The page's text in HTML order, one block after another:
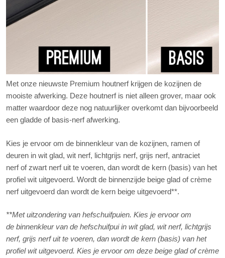
Met onze nieuwste Premium houtnerf krijgen de kozijnen de
mooiste afwerking. Deze houtnerf is niet alleen grover, maar ook
matter waardoor deze nog natuurlijker overkomt dan bijvoorbeeld
een gladde of basis-nerf afwerking.
Kies je ervoor om de binnenkleur van de kozijnen, ramen of
deuren in wit glad, wit nerf, lichtgrijs nerf, grijs nerf, antraciet
nerf of zwart nerf uit te voeren, dan wordt de kern (basis) van het
profiel wit uitgevoerd. Wordt de binnenzijde beige glad of crème
nerf uitgevoerd dan wordt de kern beige uitgevoerd**.
**Met uitzondering van hefschuifpuien. Kies je ervoor om
de binnenkleur van de hefschuifpui in wit glad, wit nerf, lichtgrijs
nerf, grijs nerf uit te voeren, dan wordt de kern (basis) van het
profiel wit uitgevoerd. Kies je ervoor om deze beige glad of crème